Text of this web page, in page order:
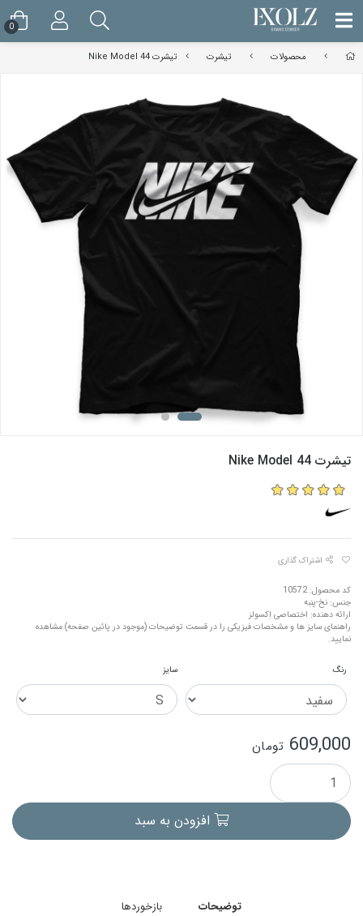
محصولات تیشرت تیشرت Nike Model 44
تیشرت Nike Model 44
اشتراک گذاری
کد محصول: 10572
جنس: نخ-پنبه
ارائه دهنده: اختصاصی اِکسولز
راهنمای سایز ها و مشخصات فیزیکی را در قسمت توضیحات (موجود در پائین صفحه) مشاهده
نمایید.
رنگ سایز
609,000 تومان
افزودن به سبد
توضیحات بازخوردها
0